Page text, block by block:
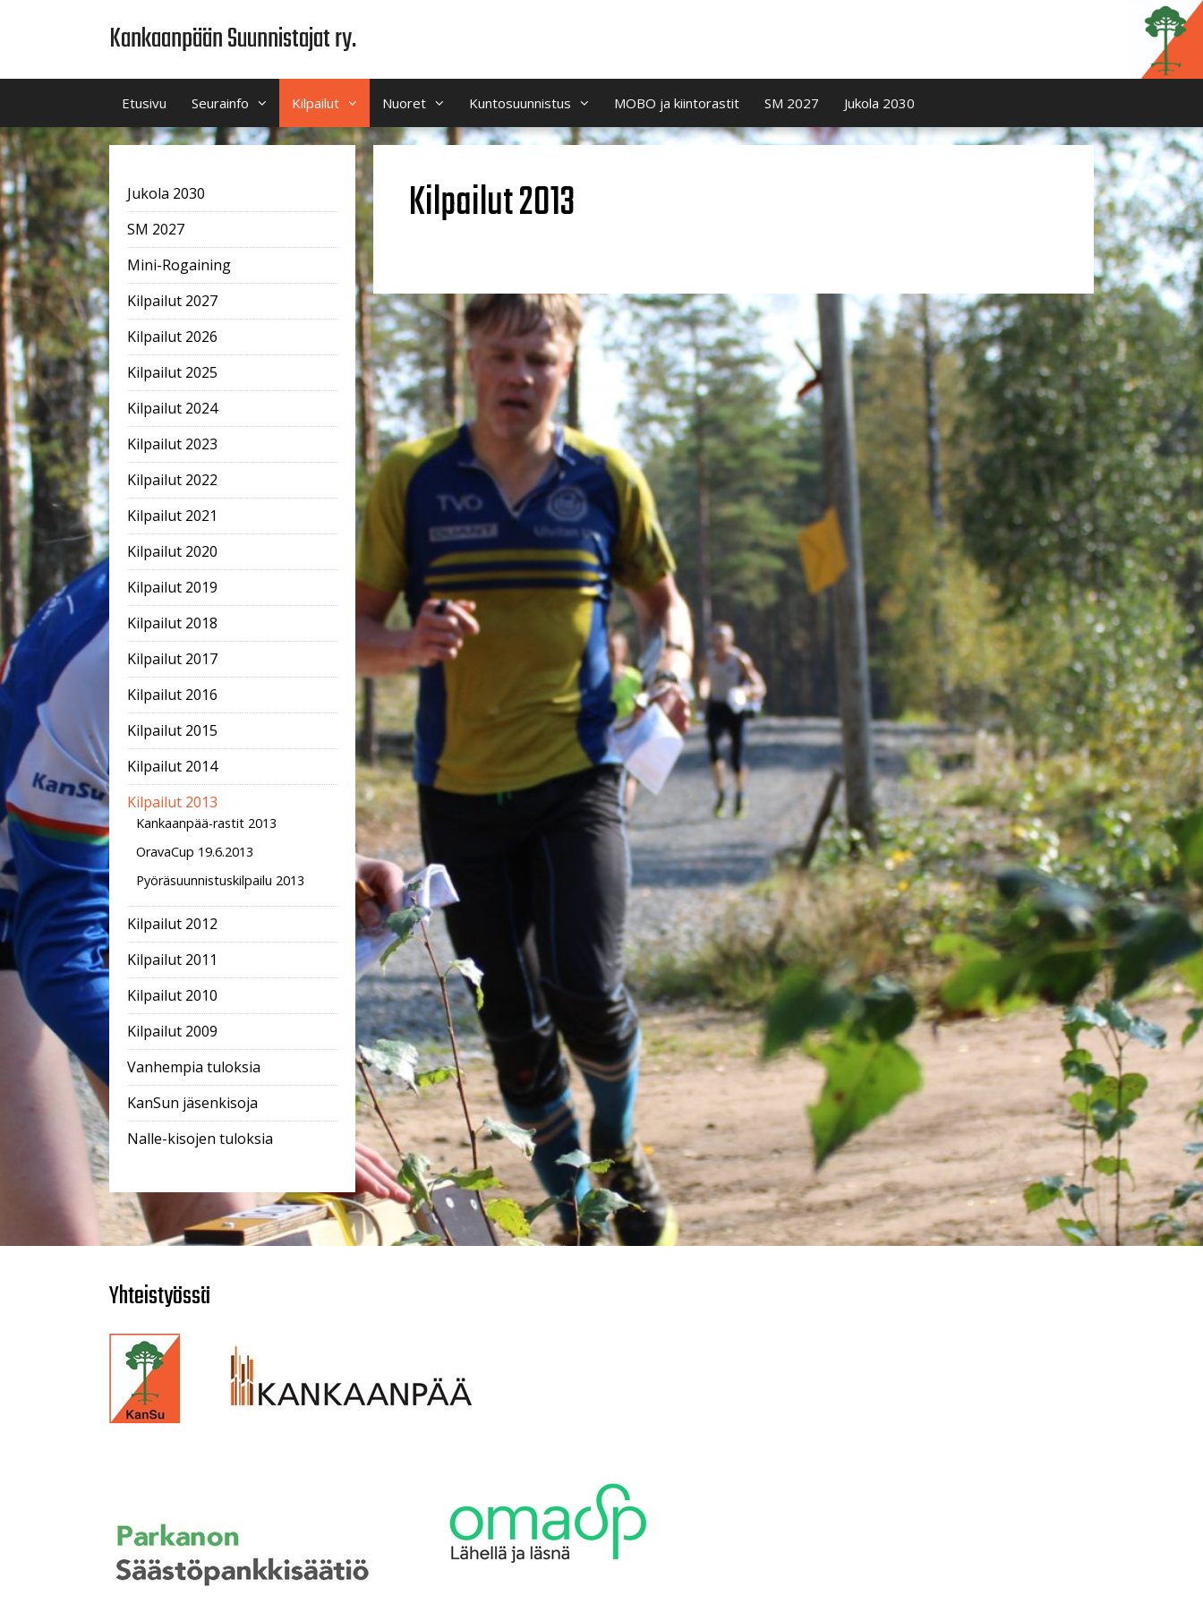
Kankaanpään Suunnistajat ry.
Etusivu Seurainfo Kilpailut Nuoret Kuntosuunnistus MOBO ja kiintorastit SM 2027 Jukola 2030
Kilpailut 2013
Jukola 2030
SM 2027
Mini-Rogaining
Kilpailut 2027
Kilpailut 2026
Kilpailut 2025
Kilpailut 2024
Kilpailut 2023
Kilpailut 2022
Kilpailut 2021
Kilpailut 2020
Kilpailut 2019
Kilpailut 2018
Kilpailut 2017
Kilpailut 2016
Kilpailut 2015
Kilpailut 2014
Kilpailut 2013
Kankaanpää-rastit 2013
OravaCup 19.6.2013
Pyöräsuunnistuskilpailu 2013
Kilpailut 2012
Kilpailut 2011
Kilpailut 2010
Kilpailut 2009
Vanhempia tuloksia
KanSun jäsenkisoja
Nalle-kisojen tuloksia
Yhteistyössä